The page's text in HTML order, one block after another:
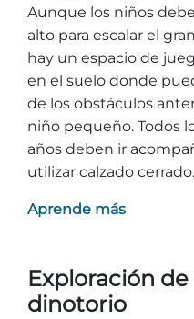
Aunque los niños
alto para escalar el
hay un espacio de
en el suelo donde
de los obstáculos
niño pequeño. Todos
años deben ir
utilizar calzado cerrado.
Aprende más
Exploración
dinotorio